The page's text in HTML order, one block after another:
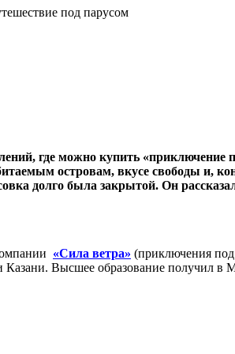
под парусом
где можно купить
островам, вкусе свободы и,
долго была закрытой. Он
«Сила ветра» (приключения под
Казани. Высшее образование получил